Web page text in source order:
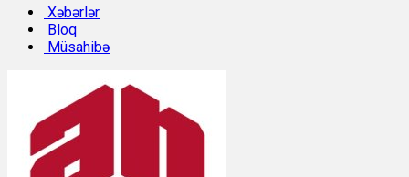
Sabah:
Xəbərlər
Bloq
Müsahibə